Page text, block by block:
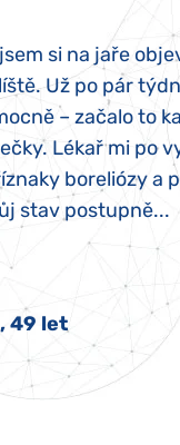
si na jaře
Už po pár
– začalo to
Lékař mi po
boreliózy a
stav postupně...
49 let